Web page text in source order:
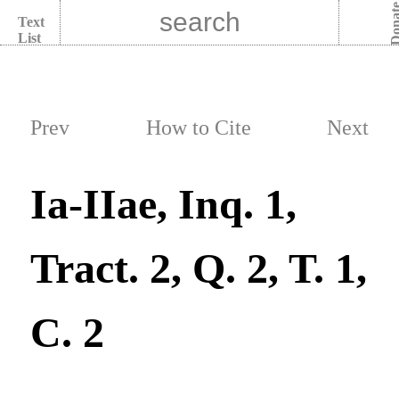
Text
List
Prev How to Cite Next
Ia-IIae, Inq. 1,
Tract. 2, Q. 2, T. 1,
C. 2